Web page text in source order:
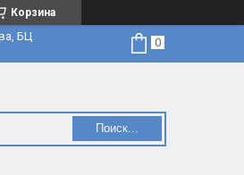
Корзина
БЦ
Поиск...